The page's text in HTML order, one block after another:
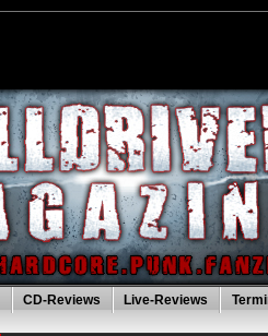
CD-Reviews Live-Reviews